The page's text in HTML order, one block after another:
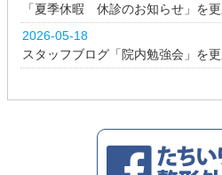
「夏季休暇 休診のお知らせ」を更
2026-05-18
スタッフブログ「院内勉強会」を更